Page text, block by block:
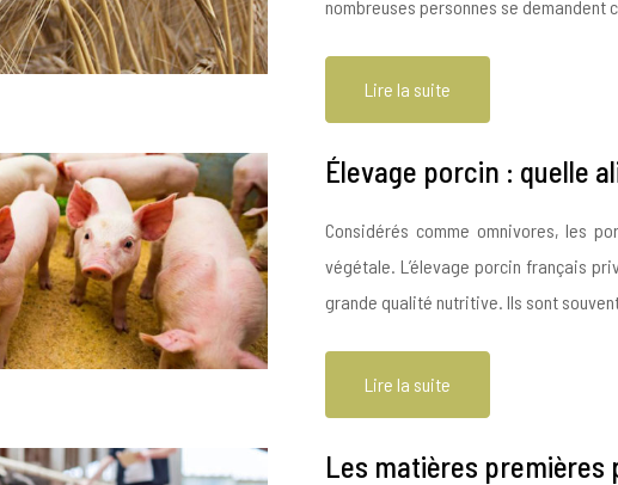
nombreuses personnes se
Lire la suite
Élevage porcin : quelle
Considérés comme omnivores, les
végétale. L’élevage porcin français
grande qualité nutritive. Ils sont
Lire la suite
Les matières premières